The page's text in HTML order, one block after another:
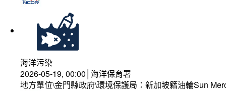
海洋污染
2026-05-19, 00:00│海洋保育署
地方單位\金門縣政府\環境保護局：新加坡籍油輪Sun